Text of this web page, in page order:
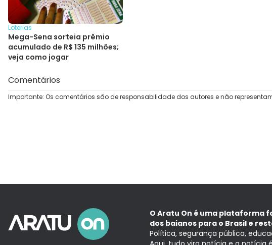
Loterias
Mega-Sena sorteia prêmio
acumulado de R$ 135 milhões;
veja como jogar
Comentários
Importante: Os comentários são de responsabilidade dos autores e não
O Aratu On é uma plataforma
dos baianos para o Brasil e
Política, segurança pública,